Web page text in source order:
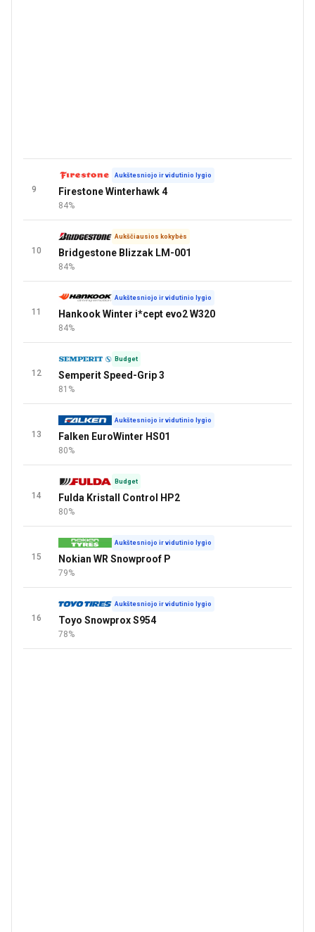
9
Aukštesniojo ir vidutinio lygio
Firestone Winterhawk 4
84%
10
Aukščiausios kokybės
Bridgestone Blizzak LM-001
84%
11
Aukštesniojo ir vidutinio lygio
Hankook Winter i*cept evo2 W320
84%
12
Budget
Semperit Speed-Grip 3
81%
13
Aukštesniojo ir vidutinio lygio
Falken EuroWinter HS01
80%
14
Budget
Fulda Kristall Control HP2
80%
15
Aukštesniojo ir vidutinio lygio
Nokian WR Snowproof P
79%
16
Aukštesniojo ir vidutinio lygio
Toyo Snowprox S954
78%